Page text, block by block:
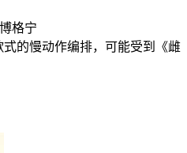
格宁
的慢动作编排，可能受到《雌